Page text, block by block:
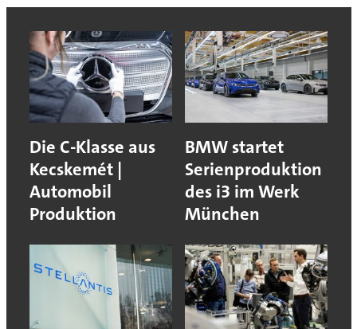
Die C-Klasse aus
Kecskemét |
Automobil
Produktion
BMW startet
Serienproduktion
des i3 im Werk
München